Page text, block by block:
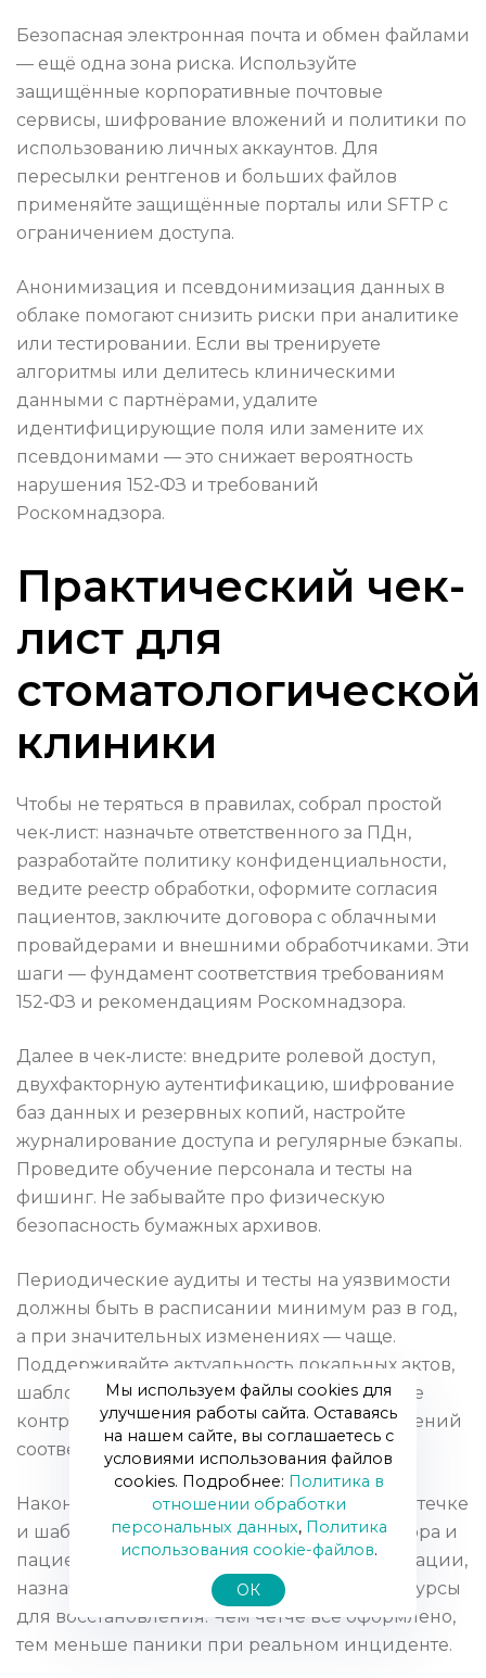
Безопасная электронная почта и обмен файлами
— ещё одна зона риска. Используйте
защищённые корпоративные почтовые
сервисы, шифрование вложений и политики по
использованию личных аккаунтов. Для
пересылки рентгенов и больших файлов
применяйте защищённые порталы или SFTP с
ограничением доступа.
Анонимизация и псевдонимизация данных в
облаке помогают снизить риски при аналитике
или тестировании. Если вы тренируете
алгоритмы или делитесь клиническими
данными с партнёрами, удалите
идентифицирующие поля или замените их
псевдонимами — это снижает вероятность
нарушения 152‑ФЗ и требований
Роскомнадзора.
Практический чек-
лист для
стоматологической
клиники
Чтобы не теряться в правилах, собрал простой
чек‑лист: назначьте ответственного за ПДн,
разработайте политику конфиденциальности,
ведите реестр обработки, оформите согласия
пациентов, заключите договора с облачными
провайдерами и внешними обработчиками. Эти
шаги — фундамент соответствия требованиям
152‑ФЗ и рекомендациям Роскомнадзора.
Далее в чек‑листе: внедрите ролевой доступ,
двухфакторную аутентификацию, шифрование
баз данных и резервных копий, настройте
журналирование доступа и регулярные бэкапы.
Проведите обучение персонала и тесты на
фишинг. Не забывайте про физическую
безопасность бумажных архивов.
Периодические аудиты и тесты на уязвимости
должны быть в расписании минимум раз в год,
а при значительных изменениях — чаще.
Поддерживайте актуальность локальных актов,
шаблонов согласий и договоров. Проверьте
контрагентов и требуйте от них подтверждений
соответствия.
Наконец, подготовьте план действий при утечке
и шаблоны уведомлений для Роскомнадзора и
пациентов. Пропишите процесс коммуникации,
назначьте ответственных и определите ресурсы
для восстановления. Чем четче все оформлено,
тем меньше паники при реальном инциденте.
Мы используем файлы cookies для
улучшения работы сайта. Оставаясь
на нашем сайте, вы соглашаетесь с
условиями использования файлов
cookies. Подробнее: Политика в
отношении обработки
персональных данных, Политика
использования сookie-файлов.
ОК